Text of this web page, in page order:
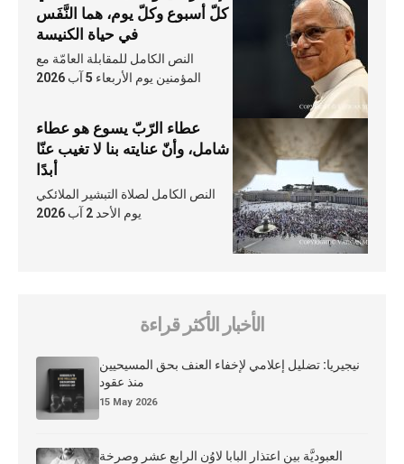
كلّ أسبوع وكلّ يوم، هما النَّفَس
في حياة الكنيسة
النص الكامل للمقابلة العامّة مع
المؤمنين يوم الأربعاء 5 آب 2026
عطاء الرّبّ يسوع هو عطاء
شامل، وأنّ عنايته بنا لا تغيب عنّا
أبدًا
النص الكامل لصلاة التبشير الملائكي
يوم الأحد 2 آب 2026
الأخبار الأكثر قراءة
نيجيريا: تضليل إعلامي لإخفاء العنف بحق المسيحيين
منذ عقود
15 May 2026
العبوديَّة بين اعتذار البابا لاوُن الرابع عشر وصرخة